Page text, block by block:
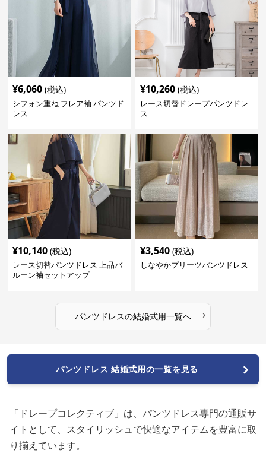
¥6,060 (税込)
シフォン重ね フレア袖 パンツド
レス
¥10,260 (税込)
レース切替ドレープパンツドレ
ス
¥10,140 (税込)
レース切替パンツドレス 上品バ
ルーン袖セットアップ
¥3,540 (税込)
しなやかプリーツパンツドレス
パンツドレスの結婚式用一覧へ ›
パンツドレス 結婚式用の一覧を見る
「ドレープコレクティブ」は、パンツドレス専門の通販サ
イトとして、スタイリッシュで快適なアイテムを豊富に取
り揃えています。